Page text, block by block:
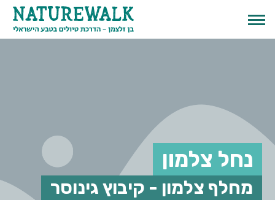
נחל צלמון
מחלף צלמון - קיבוץ גינוסר